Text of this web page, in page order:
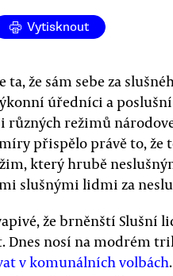
Vytisknout
že sám sebe za
úředníci a
režimů
přispělo právě to,
který hrubě
slušnými lidmi za
že brněnští Slušní
nosí na modrém
v komunálních volbách